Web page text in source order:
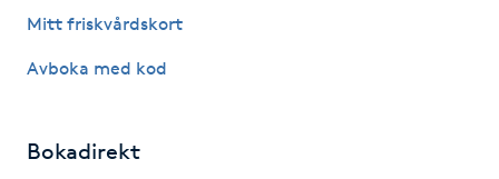
K18
Kemisk peeling
Mitt friskvårdskort
Avboka med kod
Bokadirekt